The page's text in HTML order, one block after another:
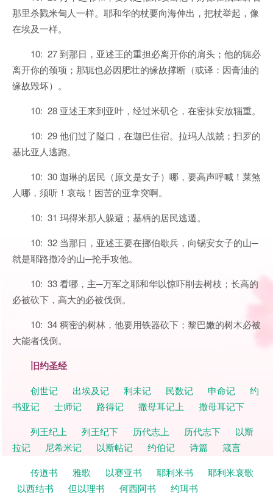
那里杀戮米甸人一样。耶和华的杖要向海伸出，把杖举起，像
在埃及一样。
10: 27 到那日，亚述王的重担必离开你的肩头；他的轭必
离开你的颈项；那轭也必因肥壮的缘故撑断（或译：因膏油的
缘故毁坏）。
10: 28 亚述王来到亚叶，经过米矶仑，在密抹安放辎重。
10: 29 他们过了隘口，在迦巴住宿。拉玛人战兢；扫罗的
基比亚人逃跑。
10: 30 迦琳的居民（原文是女子）哪，要高声呼喊！莱煞
人哪，须听！哀哉！困苦的亚拿突啊。
10: 31 玛得米那人躲避；基柄的居民逃遁。
10: 32 当那日，亚述王要在挪伯歇兵，向锡安女子的山─
就是耶路撒冷的山─抡手攻他。
10: 33 看哪，主─万军之耶和华以惊吓削去树枝；长高的
必被砍下，高大的必被伐倒。
10: 34 稠密的树林，他要用铁器砍下；黎巴嫩的树木必被
大能者伐倒。
旧约圣经
创世记 出埃及记 利未记 民数记 申命记
约
书亚记
士师记 路得记 撒母耳记上
撒母耳记下
列王纪上
列王纪下 历代志上 历代志下
以斯
拉记
尼希米记 以斯帖记 约伯记 诗篇
箴言
传道书
雅歌 以赛亚书 耶利米书
耶利米哀歌
以西结书
但以理书 何西阿书
约珥书